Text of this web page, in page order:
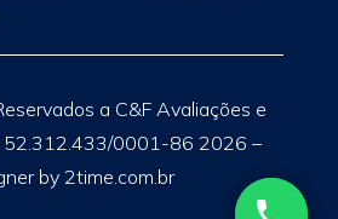
a C&F Avaliações e
52.312.433/0001-86 2026 –
by 2time.com.br